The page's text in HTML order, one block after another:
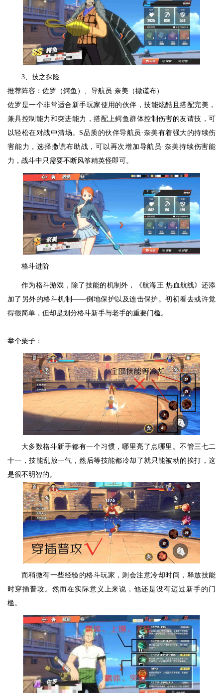
3、技之探险
推荐阵容：佐罗（鳄鱼）、导航员·奈美（撒谎布）
佐罗是一个非常适合新手玩家使用的伙伴，技能炫酷且搭配完美，
兼具控制能力和突进能力，搭配上鳄鱼群体控制伤害的友请技，可
以轻松在对战中清场。S品质的伙伴导航员·奈美有着强大的持续伤
害能力，选择撒谎布助战，可以再次增加导航员·奈美持续伤害能
力，战斗中只需要不断风筝精英怪即可。
格斗进阶
作为格斗游戏，除了技能的机制外，《航海王 热血航线》还添
加了另外的格斗机制——倒地保护以及连击保护。初初看去或许觉
得很简单，但却是划分格斗新手与老手的重要门槛。
举个栗子：
大多数格斗新手都有一个习惯，哪里亮了点哪里。不管三七二
十一，技能乱放一气，然后等技能都冷却了就只能被动的挨打，这
是很不明智的。
而稍微有一些经验的格斗玩家，则会注意冷却时间，释放技能
时穿插普攻。然而在实际意义上来说，他还是没有迈过新手的门
槛。